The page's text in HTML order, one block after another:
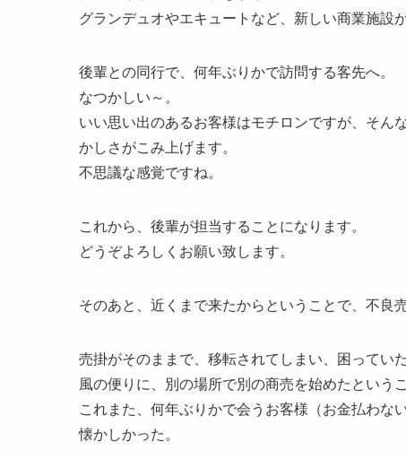
グランデュオやエキュートなど、新しい商業施設
後輩との同行で、何年ぶりかで訪問する客先へ。
なつかしい～。
いい思い出のあるお客様はモチロンですが、そん
かしさがこみ上げます。
不思議な感覚ですね。
これから、後輩が担当することになります。
どうぞよろしくお願い致します。
そのあと、近くまで来たからということで、不良
売掛がそのままで、移転されてしまい、困ってい
風の便りに、別の場所で別の商売を始めたという
これまた、何年ぶりかで会うお客様（お金払わな
懐かしかった。